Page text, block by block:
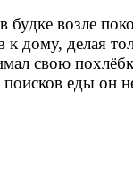
возле
дому, делая
свою
еды он